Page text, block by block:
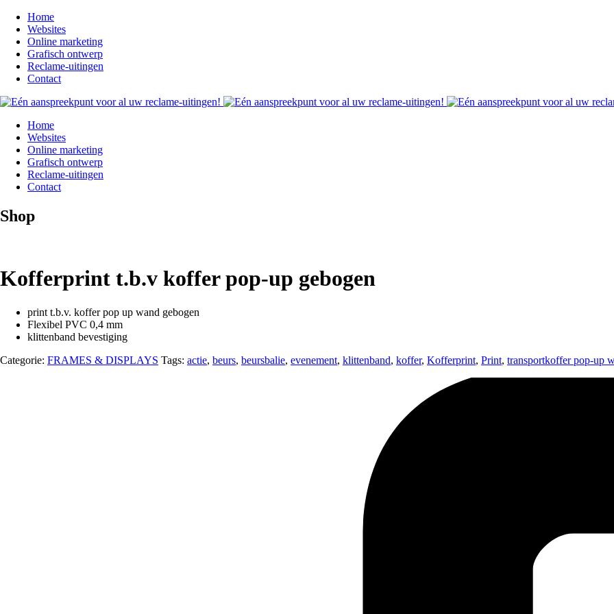
Home
Websites
Online marketing
Grafisch ontwerp
Reclame-uitingen
Contact
Home
Websites
Online marketing
Grafisch ontwerp
Reclame-uitingen
Contact
Shop
Kofferprint t.b.v koffer pop-up gebogen
print t.b.v. koffer pop up wand gebogen
Flexibel PVC 0,4 mm
klittenband bevestiging
Categorie: FRAMES & DISPLAYS Tags: actie, beurs, beursbalie, evenement, klittenband, koffer, Kofferprint, Print, transportkoffer pop-up